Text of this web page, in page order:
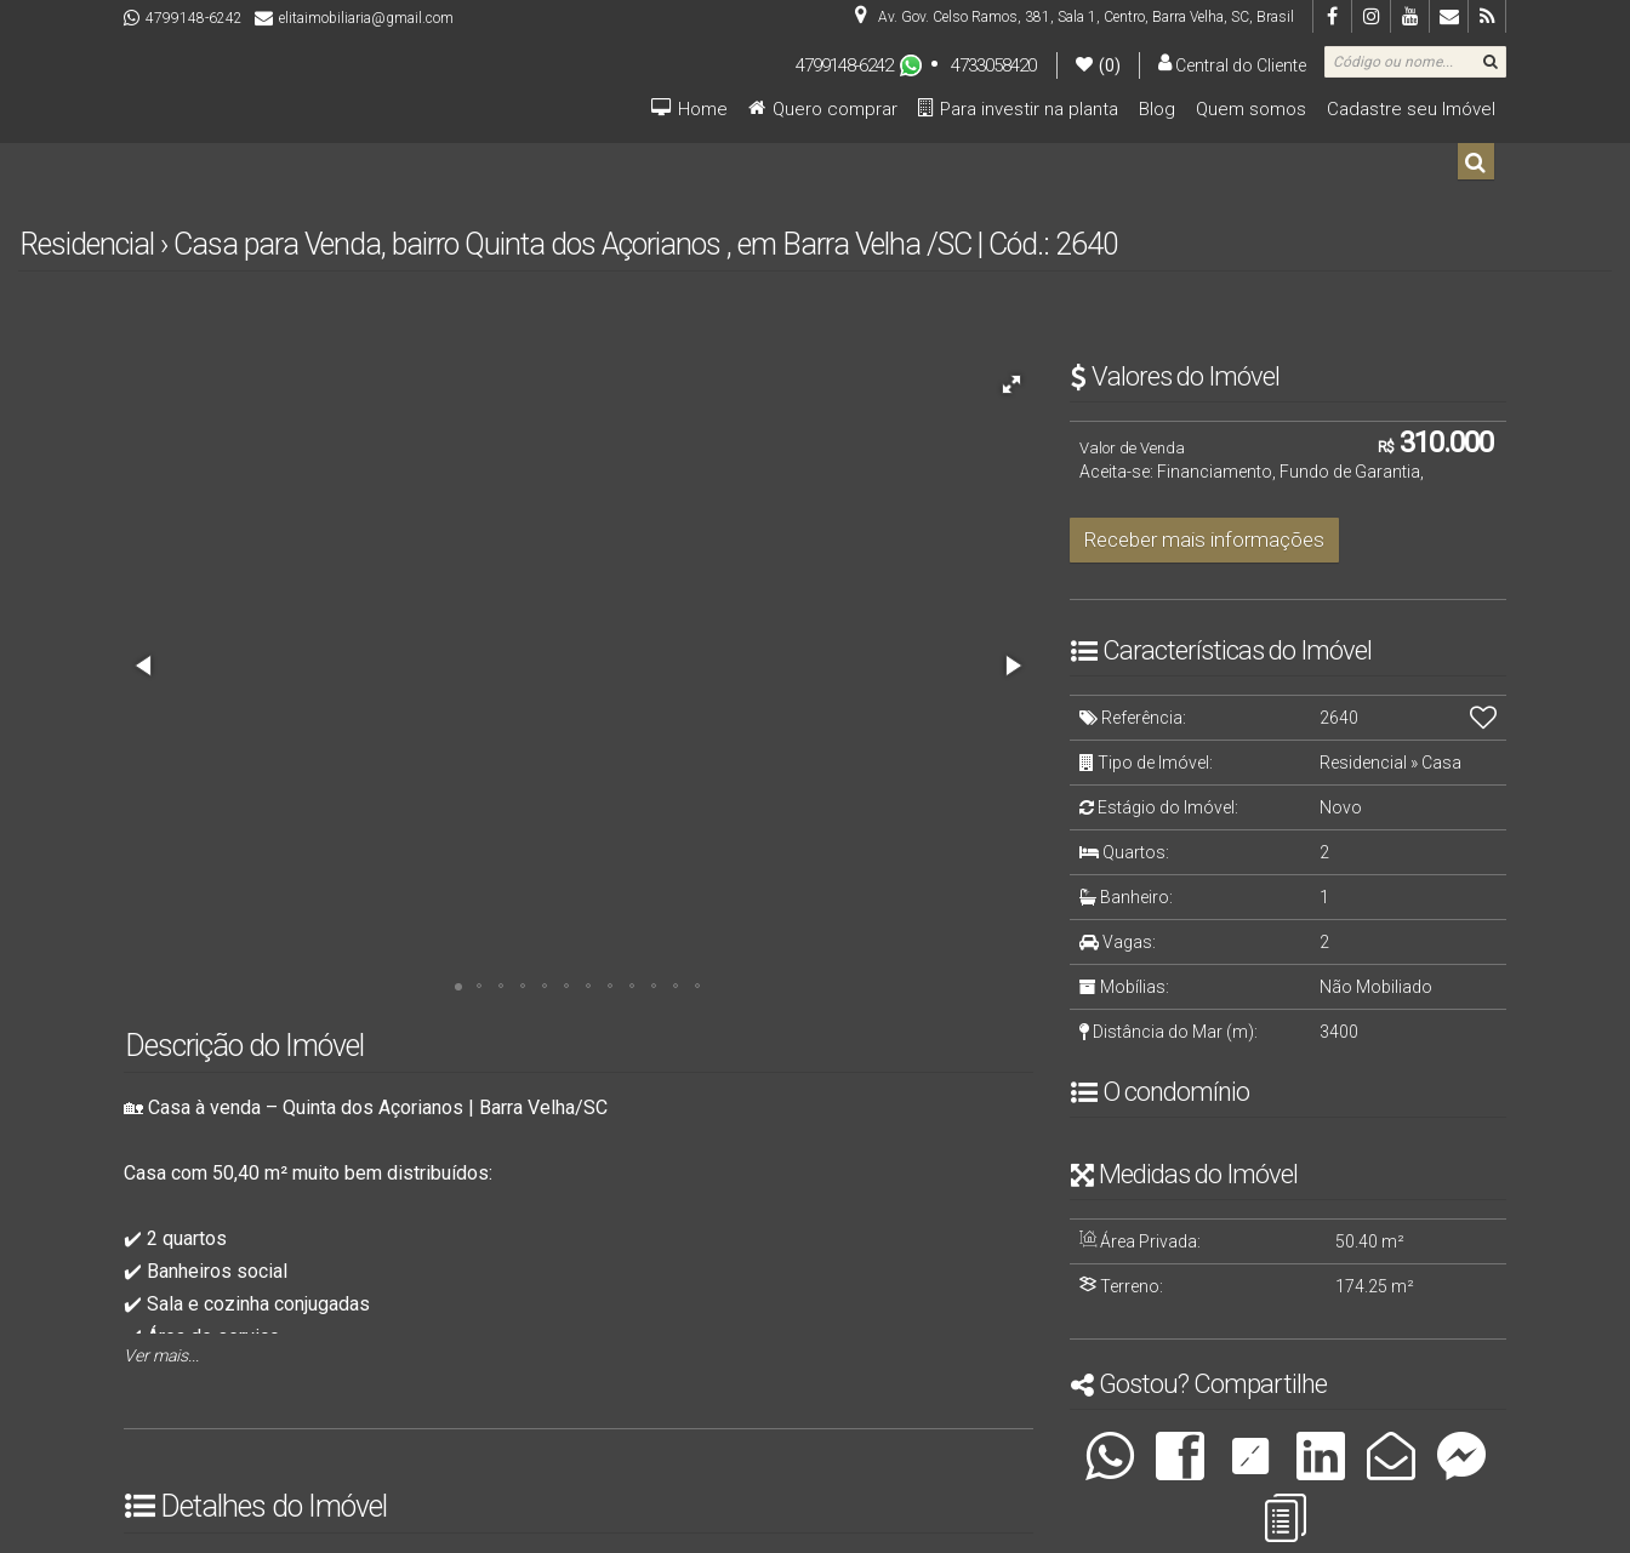
Av. Gov. Celso Ramos, 381 , Sala 1 , Centro, Barra Velha, SC, Brasil
4799148-6242 elitaimobiliaria@gmail.com
Central do Cliente
(0)
4799148-6242
4733058420
Cadastre seu Imóvel
Quem somos
Blog
Para investir na planta
Quero comprar
Home
Residencial › Casa para Venda, bairro Quinta dos Açorianos , em Barra Velha /SC | Cód.: 2640
Descrição do Imóvel
🏡 Casa à venda – Quinta dos Açorianos | Barra Velha/SC
Casa com 50,40 m² muito bem distribuídos:
✔️ 2 quartos
✔️ Banheiros social
✔️ Sala e cozinha conjugadas
✔️ Área de serviço
comodidade para o dia a dia.
Ver mais...
Detalhes do Imóvel
Valores do Imóvel
R$310.000
Valor de Venda
Aceita-se: Financiamento, Fundo de Garantia,
Receber mais informações
Características do Imóvel
Referência: 2640
Tipo de Imóvel: Residencial » Casa
Estágio do Imóvel: Novo
Quartos: 2
Banheiro: 1
Vagas: 2
Mobílias: Não Mobiliado
Distância do Mar (m): 3400
O condomínio
Medidas do Imóvel
Área Privada: 50 .40 m²
Terreno: 174 .25 m²
Gostou? Compartilhe